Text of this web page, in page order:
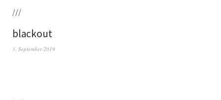
///
blackout
3. September 2019